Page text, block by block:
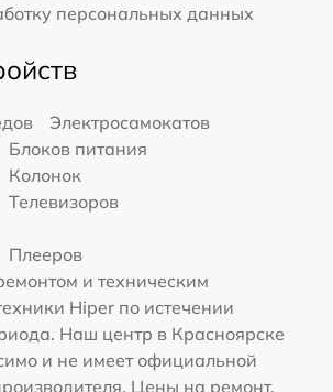
персональных данных
Электросамокатов
Блоков питания
Колонок
Телевизоров
Плееров
и техническим
Hiper по истечении
Наш центр в Красноярске
и не имеет официальной
Цены на ремонт,